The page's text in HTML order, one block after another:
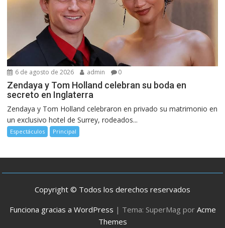
6 de agosto de 2026 admin 0
Zendaya y Tom Holland celebran su boda en
secreto en Inglaterra
Zendaya y Tom Holland celebraron en privado su matrimonio en
un exclusivo hotel de Surrey, rodeados...
Espectáculos Principal
Copyright © Todos los derechos reservados
Funciona gracias a WordPress | Tema: SuperMag por Acme
Themes